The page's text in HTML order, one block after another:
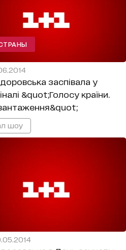
заспівала у
&quot;Голосу країни.
шоу